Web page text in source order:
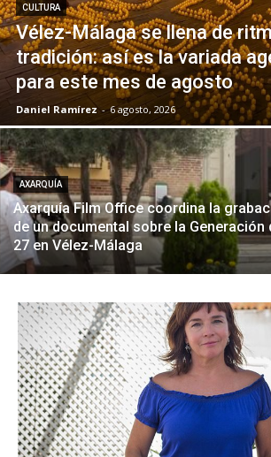
CULTURA
Vélez-Málaga se llena de
tradición: así es la variada
para este mes de agosto
Daniel Ramírez - 6 agosto, 2026
AXARQUÍA
Axarquía Film Office coordina la
de un documental sobre la Generación
27 en Vélez-Málaga